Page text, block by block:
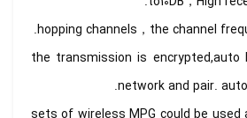
the transmission is encrypted,auto
network and pair.